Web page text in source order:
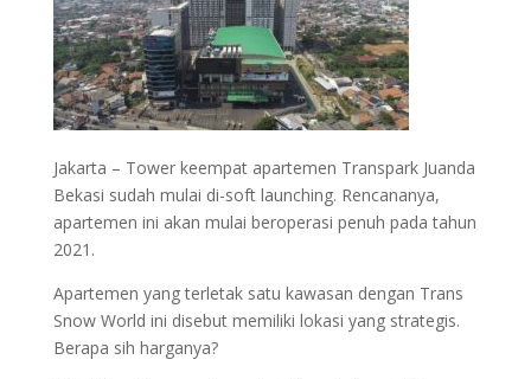
Jakarta – Tower keempat apartemen Transpark Juanda
Bekasi sudah mulai di-soft launching. Rencananya,
apartemen ini akan mulai beroperasi penuh pada tahun
2021.
Apartemen yang terletak satu kawasan dengan Trans
Snow World ini disebut memiliki lokasi yang strategis.
Berapa sih harganya?